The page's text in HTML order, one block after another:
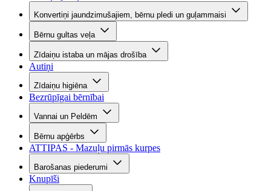
Konvertiņi jaundzimušajiem, bērnu pledi un guļammaisi
Bērnu gultas veļa
Zīdaiņu istaba un mājas drošība
Autiņi
Zīdaiņu higiēna
Bezrūpīgai bērnībai
Vannai un Peldēm
Bērnu apģērbs
ATTIPAS - Mazuļu pirmās kurpes
Barošanas piederumi
Knupīši